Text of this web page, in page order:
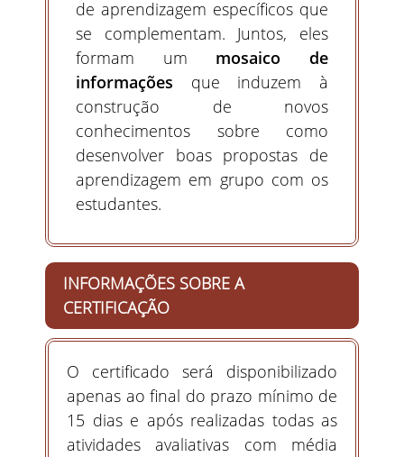
de aprendizagem específicos que
se complementam. Juntos, eles
formam um mosaico de
informações que induzem à
construção de novos
conhecimentos sobre como
desenvolver boas propostas de
aprendizagem em grupo com os
estudantes.
INFORMAÇÕES SOBRE A
CERTIFICAÇÃO
O certificado será disponibilizado
apenas ao final do prazo mínimo de
15 dias e após realizadas todas as
atividades avaliativas com média